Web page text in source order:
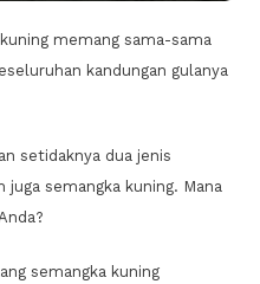
memang sama-sama
kandungan gulanya
setidaknya dua jenis
semangka kuning. Mana
semangka kuning